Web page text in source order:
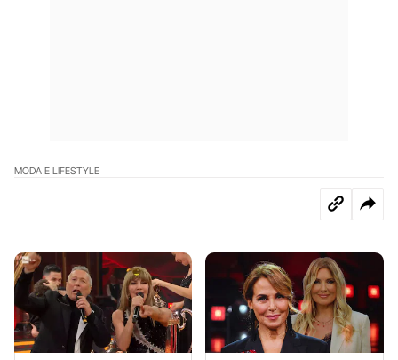
MODA E LIFESTYLE